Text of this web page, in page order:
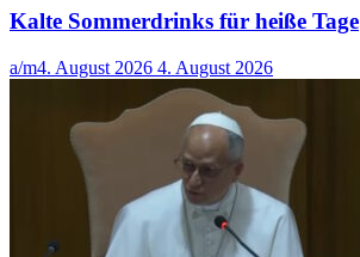
Kalte Sommerdrinks für heiße Tage
a/m4. August 2026 4. August 2026